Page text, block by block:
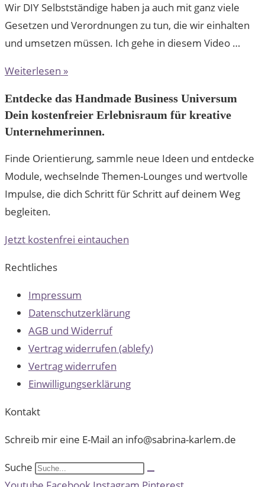
Wir DIY Selbstständige haben ja auch mit ganz viele
Gesetzen und Verordnungen zu tun, die wir einhalten
und umsetzen müssen. Ich gehe in diesem Video …
Weiterlesen »
Entdecke das Handmade Business Universum
Dein kostenfreier Erlebnisraum für kreative
Unternehmerinnen.
Finde Orientierung, sammle neue Ideen und entdecke
Module, wechselnde Themen-Lounges und wertvolle
Impulse, die dich Schritt für Schritt auf deinem Weg
begleiten.
Jetzt kostenfrei eintauchen
Rechtliches
Impressum
Datenschutzerklärung
AGB und Widerruf
Vertrag widerrufen (ablefy)
Vertrag widerrufen
Einwilligungserklärung
Kontakt
Schreib mir eine E-Mail an info@sabrina-karlem.de
Suche